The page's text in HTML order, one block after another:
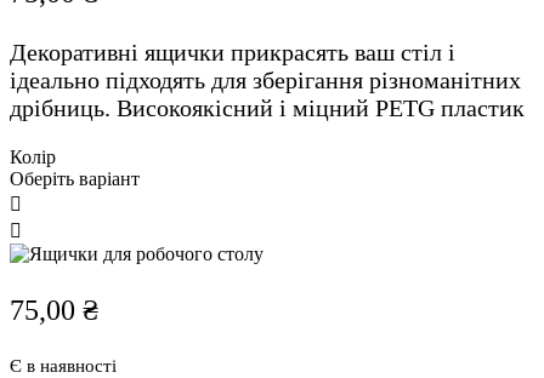
Декоративні ящички прикрасять ваш стіл і
ідеально підходять для зберігання різноманітних
дрібниць. Високоякісний і міцний PETG пластик
Колір
Оберіть варіант
75,00 ₴
Є в наявності